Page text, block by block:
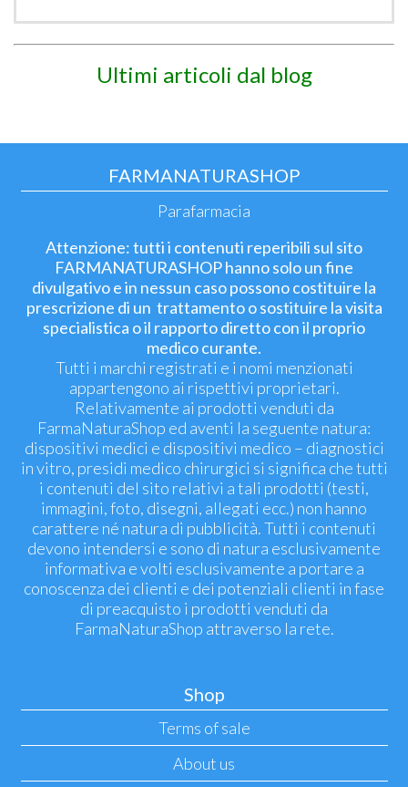
Ultimi articoli dal blog
FARMANATURASHOP
Parafarmacia
Attenzione: tutti i contenuti reperibili sul sito
FARMANATURASHOP hanno solo un fine
divulgativo e in nessun caso possono costituire la
prescrizione di un trattamento o sostituire la visita
specialistica o il rapporto diretto con il proprio
medico curante.
Tutti i marchi registrati e i nomi menzionati
appartengono ai rispettivi proprietari.
Relativamente ai prodotti venduti da
FarmaNaturaShop ed aventi la seguente natura:
dispositivi medici e dispositivi medico – diagnostici
in vitro, presidi medico chirurgici si significa che tutti
i contenuti del sito relativi a tali prodotti (testi,
immagini, foto, disegni, allegati ecc.) non hanno
carattere né natura di pubblicità. Tutti i contenuti
devono intendersi e sono di natura esclusivamente
informativa e volti esclusivamente a portare a
conoscenza dei clienti e dei potenziali clienti in fase
di preacquisto i prodotti venduti da
FarmaNaturaShop attraverso la rete.
Shop
Terms of sale
About us